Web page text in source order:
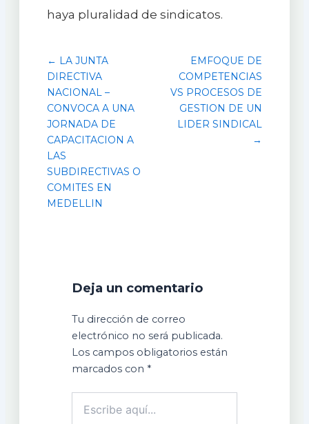
haya pluralidad de sindicatos.
← LA JUNTA
DIRECTIVA
NACIONAL –
CONVOCA A UNA
JORNADA DE
CAPACITACION A
LAS
SUBDIRECTIVAS O
COMITES EN
MEDELLIN
EMFOQUE DE
COMPETENCIAS
VS PROCESOS DE
GESTION DE UN
LIDER SINDICAL
→
Deja un comentario
Tu dirección de correo
electrónico no será publicada.
Los campos obligatorios están
marcados con *
aquí...